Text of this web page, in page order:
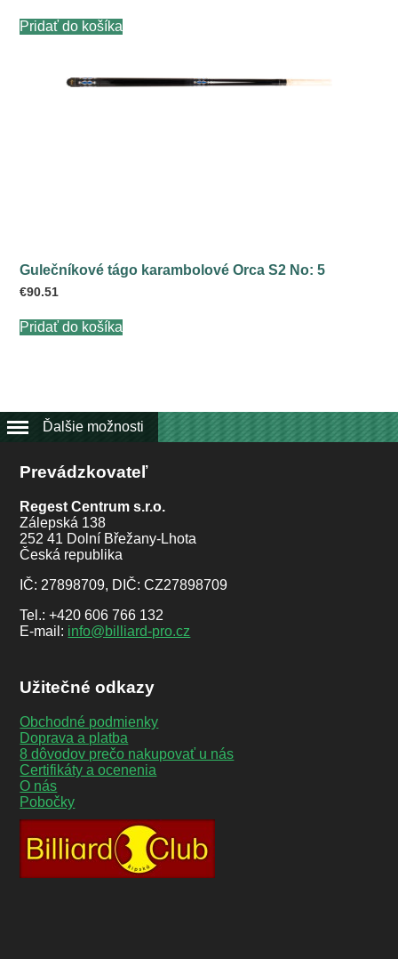
Pridať do košíka
Gulečníkové tágo karambolové Orca S2 No: 5
€90.51
Pridať do košíka
Ďalšie možnosti
Prevádzkovateľ
Regest Centrum s.r.o.
Zálepská 138
252 41 Dolní Břežany-Lhota
Česká republika
IČ: 27898709, DIČ: CZ27898709
Tel.: +420 606 766 132
E-mail: info@billiard-pro.cz
Užitečné odkazy
Obchodné podmienky
Doprava a platba
8 dôvodov prečo nakupovať u nás
Certifikáty a ocenenia
O nás
Pobočky